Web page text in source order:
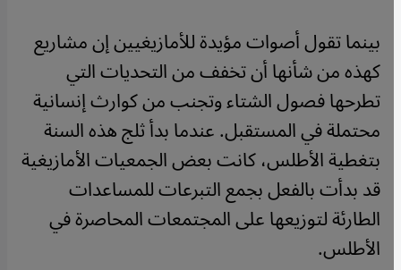
بينما تقول أصوات مؤيدة للأمازيغيين إن مشاريع
كهذه من شأنها أن تخفف من التحديات التي
تطرحها فصول الشتاء وتجنب من كوارث إنسانية
محتملة في المستقبل. عندما بدأ ثلج هذه السنة
بتغطية الأطلس، كانت بعض الجمعيات الأمازيغية
قد بدأت بالفعل بجمع التبرعات للمساعدات
الطارئة لتوزيعها على المجتمعات المحاصرة في
الأطلس.